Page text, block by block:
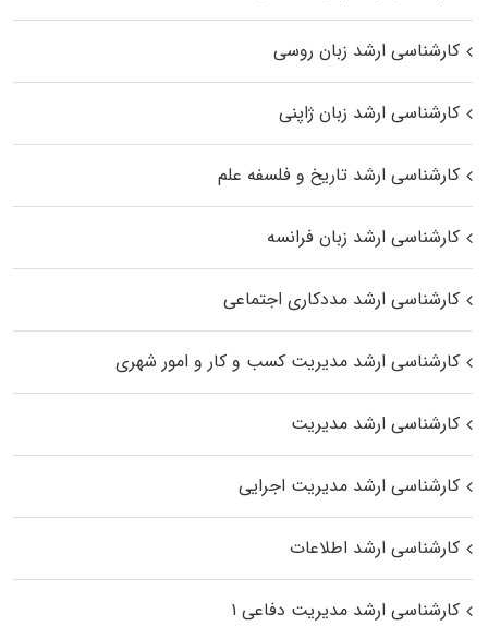
کارشناسی ارشد زبان روسی
کارشناسی ارشد زبان ژاپنی
کارشناسی ارشد تاریخ و فلسفه علم
کارشناسی ارشد زبان فرانسه
کارشناسی ارشد مددکاری اجتماعی
کارشناسی ارشد مدیریت کسب و کار و امور شهری
کارشناسی ارشد مدیریت
کارشناسی ارشد مدیریت اجرایی
کارشناسی ارشد اطلاعات
کارشناسی ارشد مدیریت دفاعی ۱